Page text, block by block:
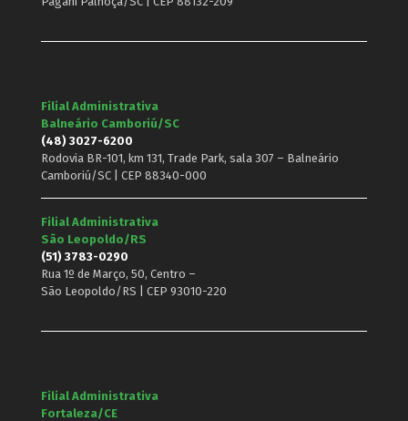
Filial Administrativa
Balneário Camboriú/SC
(48) 3027-6200
Rodovia BR-101, km 131, Trade Park, sala 307 – Balneário
Camboriú/SC | CEP 88340-000
Filial Administrativa
São Leopoldo/RS
(51) 3783-0290
Rua 1º de Março, 50, Centro –
São Leopoldo/RS | CEP 93010-220
Filial Administrativa
Fortaleza/CE